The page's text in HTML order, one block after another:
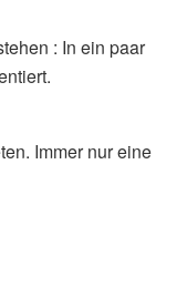
: In ein paar
Immer nur eine